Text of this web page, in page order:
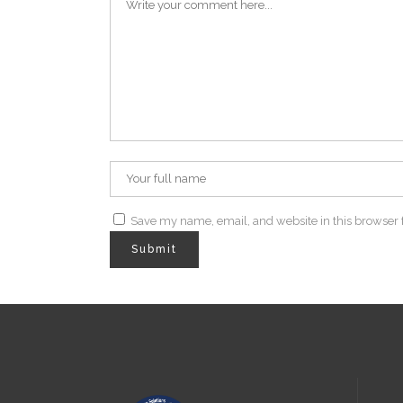
Save my name, email, and website in this